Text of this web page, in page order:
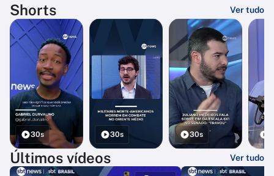
Shorts Ver tudo
30s 30s 30s
Últimos vídeos Ver tudo